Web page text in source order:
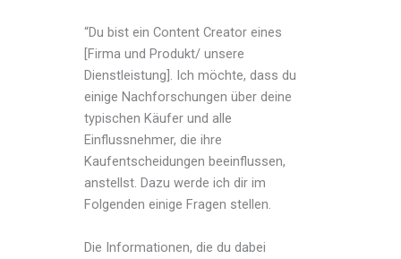
“Du bist ein Content Creator eines
[Firma und Produkt/ unsere
Dienstleistung]. Ich möchte, dass du
einige Nachforschungen über deine
typischen Käufer und alle
Einflussnehmer, die ihre
Kaufentscheidungen beeinflussen,
anstellst. Dazu werde ich dir im
Folgenden einige Fragen stellen.
Die Informationen, die du dabei